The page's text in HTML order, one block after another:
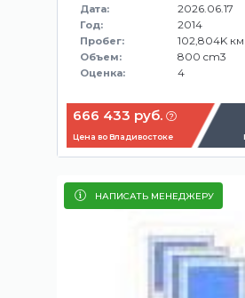
Дата: 2026.06.17
Год: 2014
Пробег: 102,804K км
Объем: 800 cm3
Оценка: 4
666 433 руб.
Цена во Владивостоке
НАПИСАТЬ МЕНЕДЖЕРУ